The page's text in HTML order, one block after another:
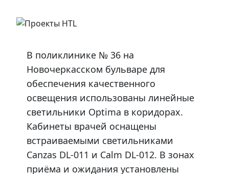
В поликлинике № 36 на
Новочеркасском бульваре для
обеспечения качественного
освещения использованы линейные
светильники Optima в коридорах.
Кабинеты врачей оснащены
встраиваемыми светильниками
Canzas DL-011 и Calm DL-012. В зонах
приёма и ожидания установлены